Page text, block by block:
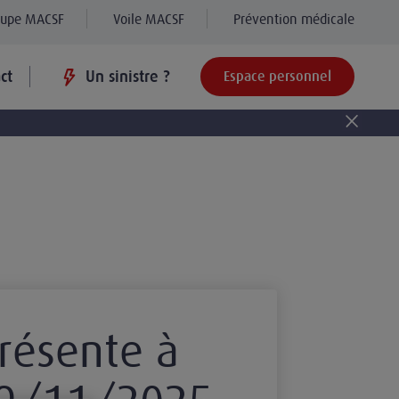
MACSF Voile MACSF Prévention médicale
Un sinistre ? Espace personnel
à